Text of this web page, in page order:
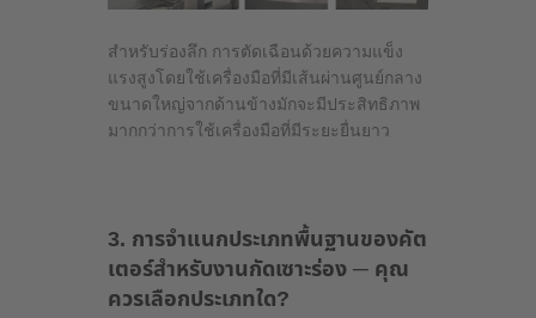
สำหรับร่องลึก การตัดเฉือนด้วยความแข็ง
แรงสูงโดยใช้เครื่องมือที่มีเส้นผ่านศูนย์กลาง
ขนาดใหญ่จากด้านข้างมักจะมีประสิทธิภาพ
มากกว่าการใช้เครื่องมือที่มีระยะยื่นยาว
3. การจำแนกประเภทพื้นฐานของคัต
เตอร์สำหรับงานกัดเซาะร่อง ─ คุณ
ควรเลือกประเภทใด?